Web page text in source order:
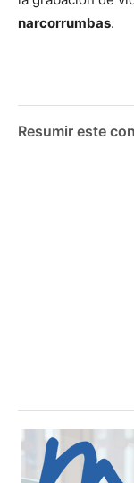
narcorrumbas.
Resumir este